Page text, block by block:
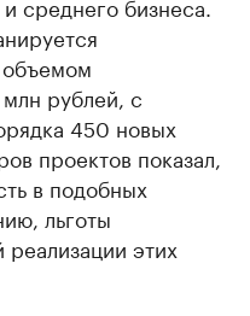
среднего бизнеса.
объемом
рублей, с
450 новых
проектов показал,
в подобных
льготы
этих